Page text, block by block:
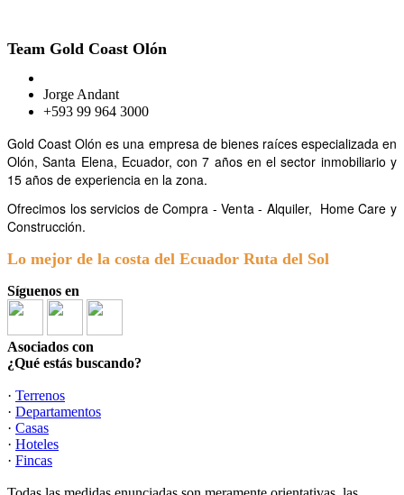
Team Gold Coast Olón
Jorge Andant
+593 99 964 3000
Gold Coast Olón es una empresa de bienes raíces especializada en
Olón, Santa Elena, Ecuador, con 7 años en el sector inmobiliario y
15 años de experiencia en la zona.
Ofrecimos los servicios de Compra - Venta - Alquiler, Home Care y
Construcción.
Lo mejor de la costa del Ecuador Ruta del Sol
Síguenos en
Asociados con
¿Qué estás buscando?
· Terrenos
· Departamentos
· Casas
· Hoteles
· Fincas